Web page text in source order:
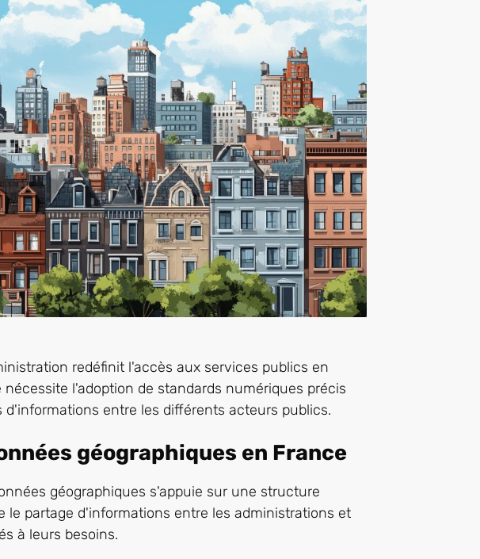
redéfinit l'accès aux services publics en
l'adoption de standards numériques précis
entre les différents acteurs publics.
géographiques en France
géographiques s'appuie sur une structure
le partage d'informations entre les administrations et
à leurs besoins.